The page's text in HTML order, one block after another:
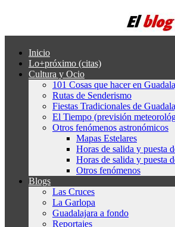
Inicio
Lo+próximo (citas)
Cultura y Ocio
101 Cosas que hacer en
Rutas de Senderismo
Fiestas Tradicionales de
El Tiempo (previsión
Otros fenómenos astronómicos
Mapas Estelares
Horas de salida y puesta
Horas de salida y puesta
Otros fenómenos
Blogs
Las Cruces
La Garlopa
Guadalajara a fondo
Reportajes